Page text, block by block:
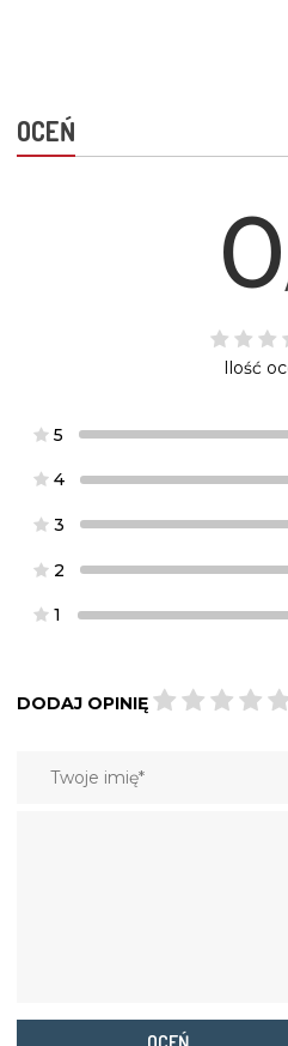
OCEŃ
0
Ilość
5
4
3
2
1
DODAJ OPINIĘ